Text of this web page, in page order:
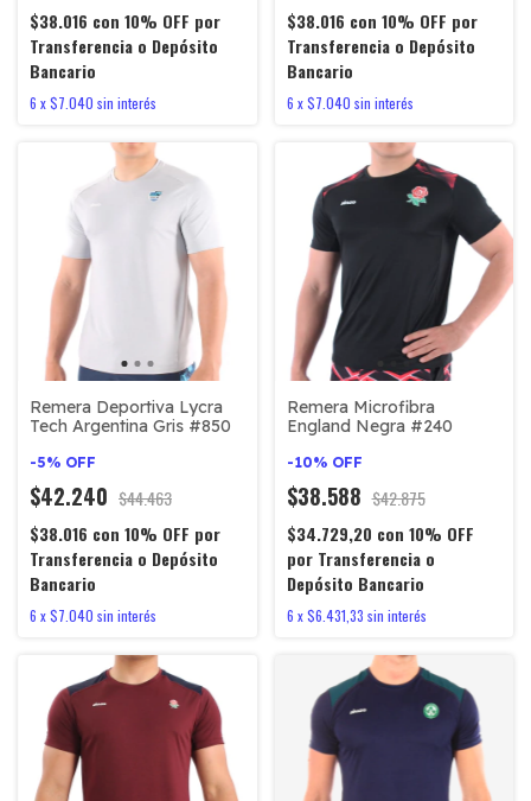
$38.016 con 10% OFF por
Transferencia o Depósito
Bancario
6 x$7.040 sin interés
$38.016 con 10% OFF por
Transferencia o Depósito
Bancario
6 x$7.040 sin interés
Remera Deportiva Lycra
Tech Argentina Gris #850
-5% OFF
$42.240 $44.463
$38.016 con 10% OFF por
Transferencia o Depósito
Bancario
6 x$7.040 sin interés
Remera Microfibra
England Negra #240
-10% OFF
$38.588 $42.875
$34.729,20 con 10% OFF
por Transferencia o
Depósito Bancario
6 x$6.431,33 sin interés